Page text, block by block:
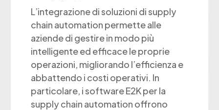
L’integrazione di soluzioni di supply
chain automation permette alle
aziende di gestire in modo più
intelligente ed efficace le proprie
operazioni, migliorando l’efficienza e
abbattendo i costi operativi. In
particolare, i software E2K per la
supply chain automation offrono